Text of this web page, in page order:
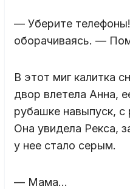
— Уберите
оборачиваясь. —
В этот миг калитка
двор влетела Анна,
рубашке навыпуск, с
Она увидела Рекса,
у нее стало серым.
— Мама…